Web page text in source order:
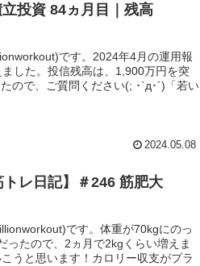
立投資 84ヵ月目｜残高
です。2024年4月の運用報
した。投信残高は、1,900万円を突
ので、ご質問ください(; ･`д･´)「若い
2024.05.08
トレ日記】＃246 筋肥大
です。体重が70kgにのっ
ったので、2ヵ月で2kgくらい増えま
うと思います！カロリー収支がプラ